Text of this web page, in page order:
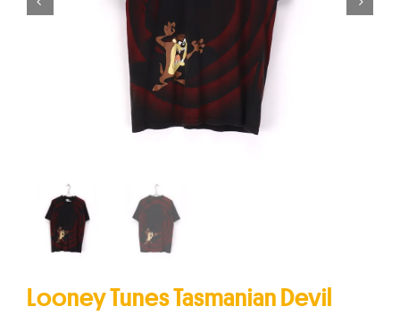
Looney Tunes Tasmanian Devil